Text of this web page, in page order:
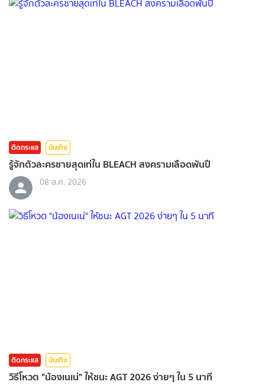
ติดกระแส บันเทิง
รู้จักตัวละครชายสุดเท่ใน BLEACH สงครามเลือดพันปี
08 ส.ค. 2026
ติดกระแส บันเทิง
วิธีโหวต "น้องเนเน่" ให้ชนะ AGT 2026 ง่ายๆ ใน 5 นาที